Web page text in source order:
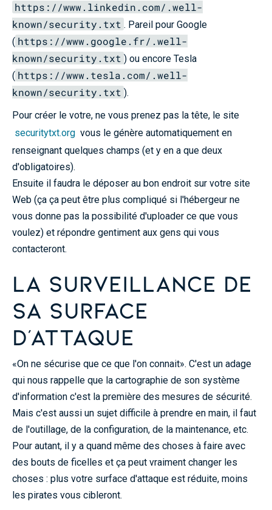
https://www.linkedin.com/.well-
known/security.txt . Pareil pour Google
( https://www.google.fr/.well-
known/security.txt ) ou encore Tesla
( https://www.tesla.com/.well-
known/security.txt ).
Pour créer le votre, ne vous prenez pas la tête, le site
securitytxt.org vous le génère automatiquement en
renseignant quelques champs (et y en a que deux
d'obligatoires).
Ensuite il faudra le déposer au bon endroit sur votre site
Web (ça ça peut être plus compliqué si l'hébergeur ne
vous donne pas la possibilité d'uploader ce que vous
voulez) et répondre gentiment aux gens qui vous
contacteront.
La surveillance de
sa surface
d'attaque
«On ne sécurise que ce que l'on connait». C'est un adage
qui nous rappelle que la cartographie de son système
d'information c'est la première des mesures de sécurité.
Mais c'est aussi un sujet difficile à prendre en main, il faut
de l'outillage, de la configuration, de la maintenance, etc.
Pour autant, il y a quand même des choses à faire avec
des bouts de ficelles et ça peut vraiment changer les
choses : plus votre surface d'attaque est réduite, moins
les pirates vous cibleront.